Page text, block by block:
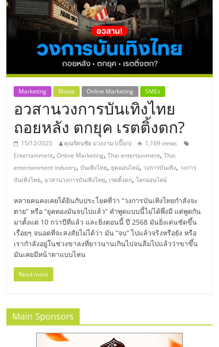
ประเทศไทย,
ThaiSMEsCenter,
รวม
ธุรกิจ
เอ
ส
เอ็
มอี
ไทย,
SMEs,
แฟ
รน
ไชส์,
Marketing Movie Online Marketing SMEs
อวสานวงการบันเทิงไทย
ถอยหลัง ตกยุค เรตติ้งตก?
15/12/2025 คุณรัตนชัย ม่วงงาม (เปี๊ยก)
1,169 views
Entertainment,Online Marketing,Thai entertainment,Thai
entertainment industry,บันเทิงไทย, ยุคออนไลน์, วงการบันเทิง, วงการ
บันเทิงไทย, อวสานวงการบันเทิงไทย, เรตติ้งตก,โลกออนไลน์
หลายคนคงเคยได้ยินกับประโยคที่ว่า “วงการบันเทิงไทยกำลังจะ
ตาย” หรือ “ยุคทองมันจบไปแล้ว” คำพูดแบบนี้ไม่ได้พึ่งมี แต่พูดกัน
มาตั้งแต่ 10 กว่าปีที่แล้ว และยิ่งตอนนี้ ปี 2568 มันยิ่งเด่นชัดขึ้น
เรื่อยๆ จนอดที่จะสงสัยไม่ได้ว่า มัน “จบ” ไปแล้วจริงหรือยัง หรือ
เรากำลังอยู่ในช่วงขาลงที่ยาวนานเกินไปจนลืมไปแล้วว่าขาขึ้น
มันเคยมีหน้าตาแบบไหน
Read more
Main Sponsors